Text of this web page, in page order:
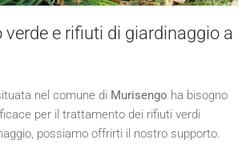
e rifiuti di giardinaggio a
nel comune di Murisengo ha bisogno
per il trattamento dei rifiuti verdi
possiamo offrirti il nostro supporto.